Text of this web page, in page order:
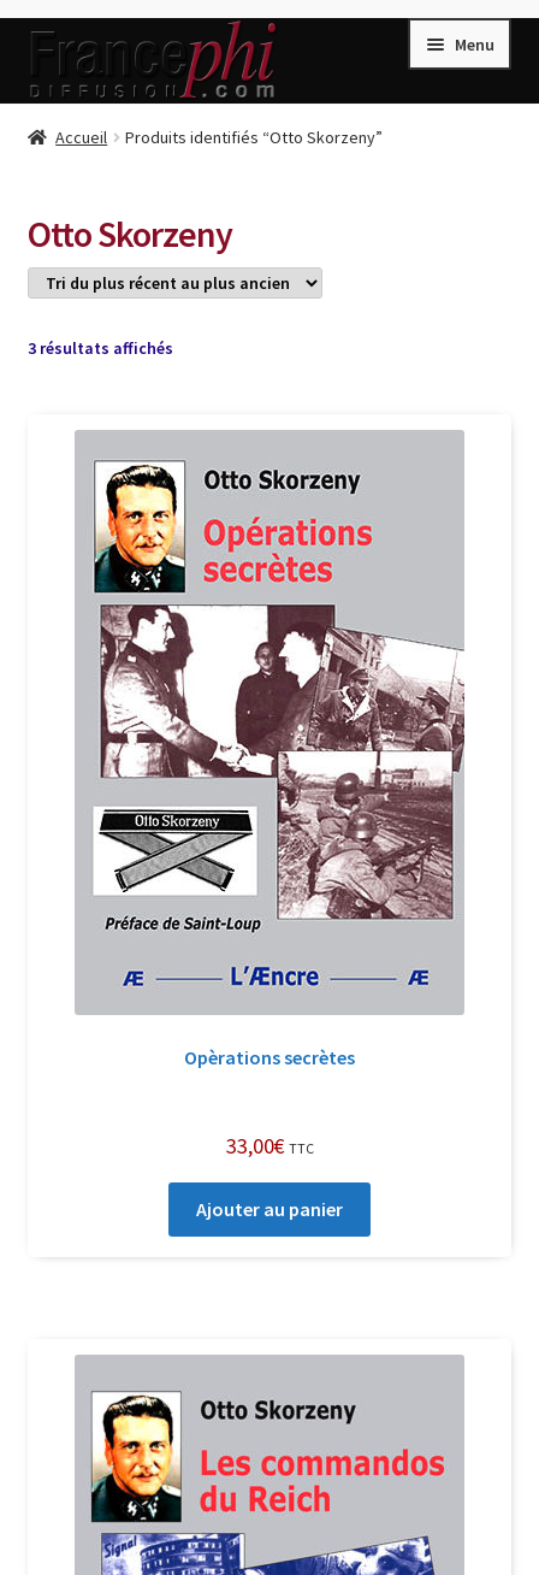
Aller
la
Aller
contenu
Menu
Accueil
Conditions de Vente
Connection
Listes d’Envies
Livres de Peter Randa
Livres de Philippe Randa
Login Customizer
Newsletter
Nous Contacter
Politique de confidentialité et cookies
Soutien à Philippe Randa
Suivi de la Commande
Accueil Produits identifiés “Otto Skorzeny”
Otto Skorzeny
3 résultats affichésTrié
récent
plus
ancien
Opèrations secrètes
33,00€ TTC
Ajouter au panier